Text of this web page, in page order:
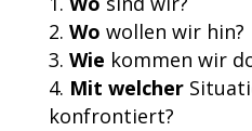
Wo wollen wir hin?
Wie kommen wir
Mit welcher
konfrontiert?